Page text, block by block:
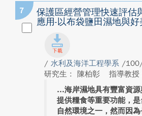
7
保護區經營管理快速評估
應用-以布袋鹽田濕地與好
/ 水利及海洋工程學系 /
研究生： 陳柏彰
指導教授
海岸濕地具有豐富資源
提供糧食等重要功能，
自然環境之一，然而因